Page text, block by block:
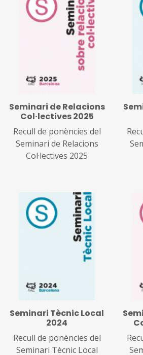
Seminari de Relacions
Col·lectives 2025
Recull de ponències del
Seminari de Relacions
Col·lectives 2025
Seminari Tècnic Local
2024
Recull de ponències del
Seminari Tècnic Local